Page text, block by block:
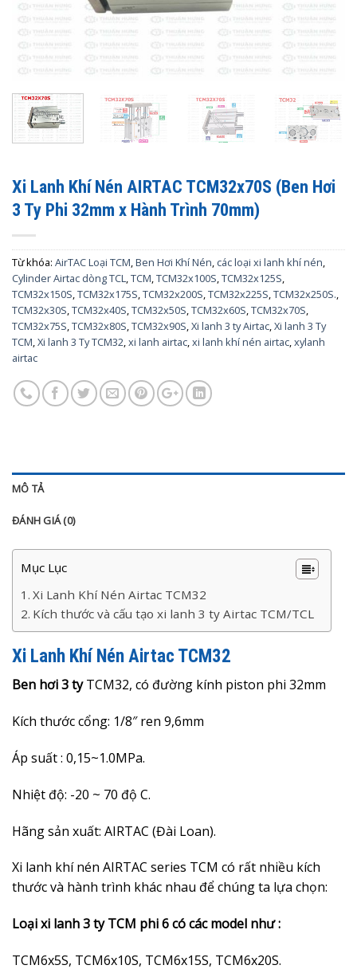
Xi Lanh Khí Nén AIRTAC TCM32x70S (Ben Hơi
3 Ty Phi 32mm x Hành Trình 70mm)
Từ khóa: AirTAC Loại TCM,Ben Hơi Khí Nén, các loại xi lanh khí nén,
Cylinder Airtac dòng TCL,TCM,TCM32x100S,TCM32x125S,
TCM32x150S,TCM32x175S,TCM32x200S,TCM32x225S,TCM32x250S.,
TCM32x30S,TCM32x40S,TCM32x50S,TCM32x60S,TCM32x70S,
TCM32x75S,TCM32x80S,TCM32x90S,Xi lanh 3 ty Airtac,Xi lanh 3 Ty
TCM,Xi lanh 3 Ty TCM32,xi lanh airtac,xi lanh khí nén airtac,xylanh
airtac
MÔ TẢ
ĐÁNH GIÁ (0)
Mục Lục
Xi Lanh Khí Nén Airtac TCM32
Kích thước và cấu tạo xi lanh 3 ty Airtac TCM/TCL
Xi Lanh Khí Nén Airtac TCM32
Ben hơi 3 tyTCM32, có đường kính piston phi 32mm
Kích thước cổng: 1/8″ ren 9,6mm
Áp suất : 0,15~1.0MPa.
Nhiệt độ: -20 ~ 70 độ C.
Hãng sản xuất: AIRTAC (Đài Loan).
Xi lanh khí nén AIRTAC series TCM có rất nhiều kích
thước và hành trình khác nhau để chúng ta lựa chọn:
Loại xi lanh 3 ty TCM phi 6 có các model như :
TCM6x5S, TCM6x10S, TCM6x15S, TCM6x20S.